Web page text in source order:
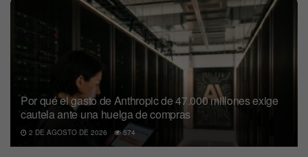
Por qué el gasto de Anthropic de 47.000 millones exige
cautela ante una huelga de compras
2 DE AGOSTO DE 2026 574